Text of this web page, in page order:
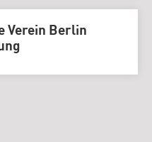
Verein Berlin